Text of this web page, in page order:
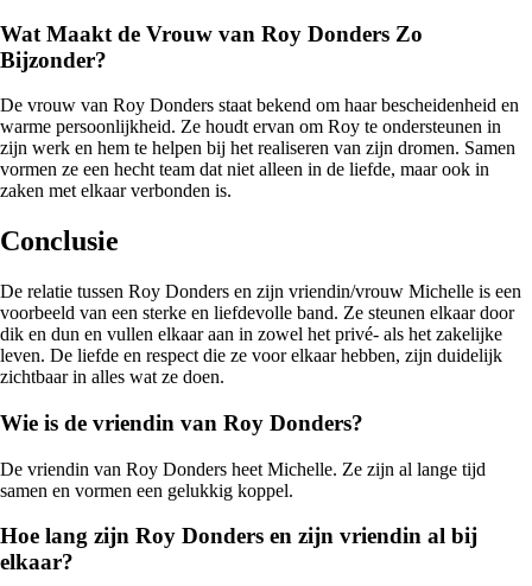
Wat Maakt de Vrouw van Roy Donders Zo
Bijzonder?
De vrouw van Roy Donders staat bekend om haar bescheidenheid en
warme persoonlijkheid. Ze houdt ervan om Roy te ondersteunen in
zijn werk en hem te helpen bij het realiseren van zijn dromen. Samen
vormen ze een hecht team dat niet alleen in de liefde, maar ook in
zaken met elkaar verbonden is.
Conclusie
De relatie tussen Roy Donders en zijn vriendin/vrouw Michelle is een
voorbeeld van een sterke en liefdevolle band. Ze steunen elkaar door
dik en dun en vullen elkaar aan in zowel het privé- als het zakelijke
leven. De liefde en respect die ze voor elkaar hebben, zijn duidelijk
zichtbaar in alles wat ze doen.
Wie is de vriendin van Roy Donders?
De vriendin van Roy Donders heet Michelle. Ze zijn al lange tijd
samen en vormen een gelukkig koppel.
Hoe lang zijn Roy Donders en zijn vriendin al bij
elkaar?